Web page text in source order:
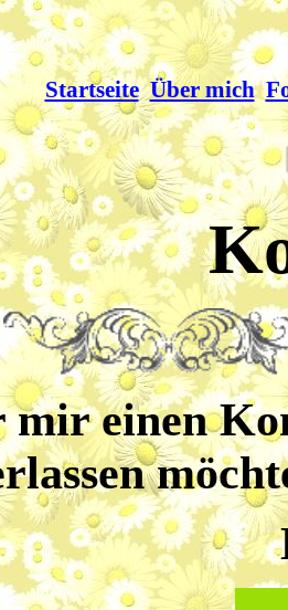
Startseite Über mich
mir einen